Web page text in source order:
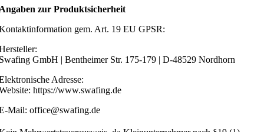
zur Produktsicherheit
gem. Art. 19 EU GPSR:
GmbH | Bentheimer Str. 175-179 | D-48529 Nordhorn
Adresse:
https://www.swafing.de
Mail: office@swafing.de